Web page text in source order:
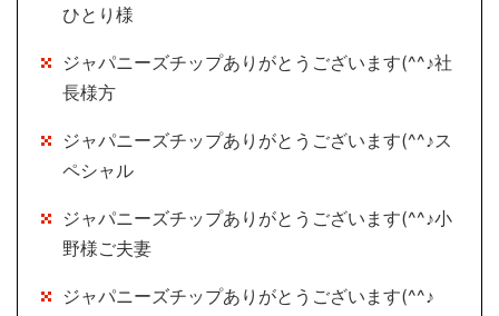
ひとり様
ジャパニーズチップありがとうございます(^^♪社
長様方
ジャパニーズチップありがとうございます(^^♪ス
ペシャル
ジャパニーズチップありがとうございます(^^♪小
野様ご夫妻
ジャパニーズチップありがとうございます(^^♪